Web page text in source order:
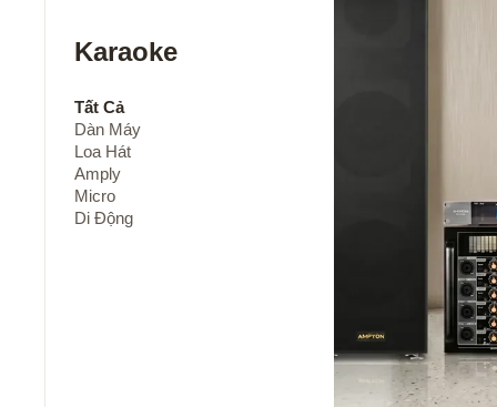
Karaoke
Tất Cả
Dàn Máy
Loa Hát
Amply
Micro
Di Động